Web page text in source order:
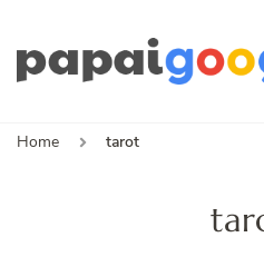
Home
tarot